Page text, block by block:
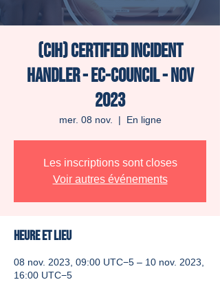
(CIH) Certified Incident
Handler - Ec-Council - Nov
2023
mer. 08 nov.
  |
En ligne
Les inscriptions sont closes
Voir autres événements
Heure et lieu
08 nov. 2023, 09:00 UTC−5 – 10 nov. 2023,
16:00 UTC−5